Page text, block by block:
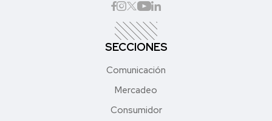
SECCIONES
Comunicación
Mercadeo
Consumidor